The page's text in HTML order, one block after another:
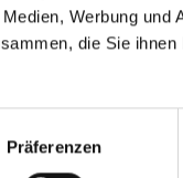
Werbung
die Sie
Präferenzen